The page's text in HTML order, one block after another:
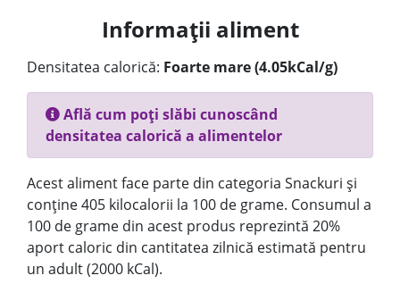
Informații aliment
Densitatea calorică: Foarte mare (4.05kCal/g)
Află cum poți slăbi cunoscând
densitatea calorică a alimentelor
Acest aliment face parte din categoria Snackuri și
conține 405 kilocalorii la 100 de grame. Consumul a
100 de grame din acest produs reprezintă 20%
aport caloric din cantitatea zilnică estimată pentru
un adult (2000 kCal).